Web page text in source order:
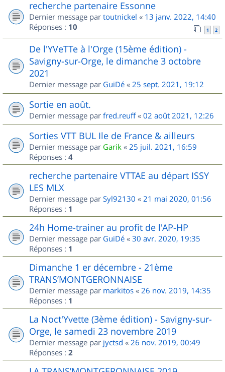
recherche partenaire Essonne
Dernier message par toutnickel « 13 janv. 2022, 14:40
Réponses : 10 1 2
De l'YVeTTe à l'Orge (15ème édition) -
Savigny-sur-Orge, le dimanche 3 octobre
2021
Dernier message par GuiDé « 25 sept. 2021, 19:12
Sortie en août.
Dernier message par fred.reuff« 02 août 2021, 12:26
Sorties VTT BUL Ile de France & ailleurs
Dernier message par Garik « 25 juil. 2021, 16:59
Réponses : 4
recherche partenaire VTTAE au départ ISSY
LES MLX
Dernier message par Syl92130 « 21 mai 2020, 01:56
Réponses : 1
24h Home-trainer au profit de l'AP-HP
Dernier message par GuiDé « 30 avr. 2020, 19:35
Réponses : 1
Dimanche 1 er décembre - 21ème
TRANS’MONTGERONNAISE
Dernier message par markitos « 26 nov. 2019, 14:35
Réponses : 1
La Noct'Yvette (3ème édition) - Savigny-sur-
Orge, le samedi 23 novembre 2019
Dernier message par jyctsd « 26 nov. 2019, 00:49
Réponses : 2